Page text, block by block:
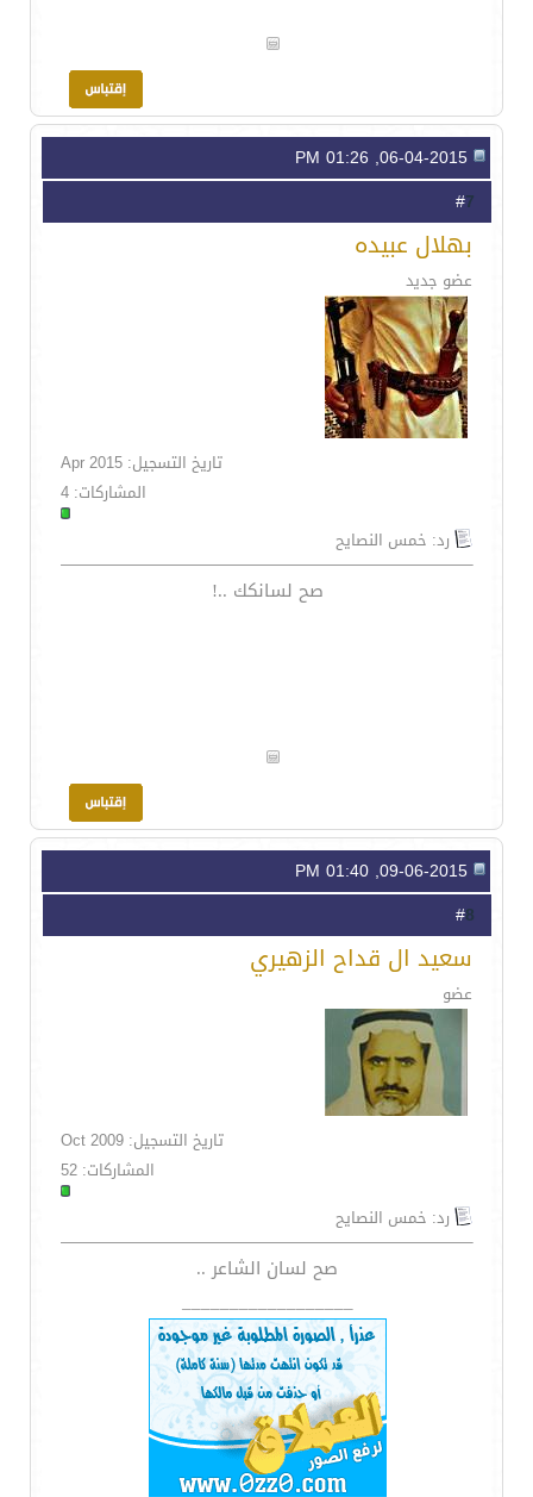
7
بهلال عبيده
عضو جديد
تاريخ التسجيل: Apr 2015
المشاركات: 4
رد: خمس النصايح
صح لسانكك ..!
8
سعيد ال قداح الزهيري
عضو
تاريخ التسجيل: Oct 2009
المشاركات: 52
رد: خمس النصايح
صح لسان الشاعر ..
__________________